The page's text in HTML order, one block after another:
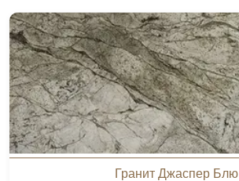
Гранит Джаспер Блю